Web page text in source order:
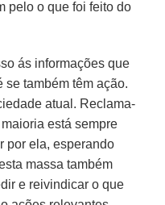
pelo o que foi feito do
ás informações que
se também têm ação.
atual. Reclama-
está sempre
por ela, esperando
massa também
e reivindicar o que